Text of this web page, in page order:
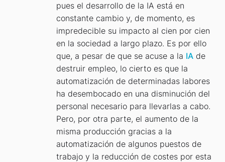
pues el desarrollo de la IA está en
constante cambio y, de momento, es
impredecible su impacto al cien por cien
en la sociedad a largo plazo. Es por ello
que, a pesar de que se acuse a la IA de
destruir empleo, lo cierto es que la
automatización de determinadas labores
ha desembocado en una disminución del
personal necesario para llevarlas a cabo.
Pero, por otra parte, el aumento de la
misma producción gracias a la
automatización de algunos puestos de
trabajo y la reducción de costes por esta